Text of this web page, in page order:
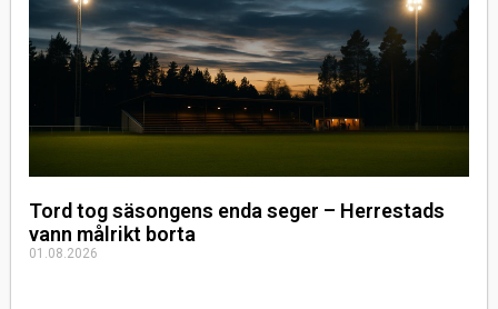
Tord tog säsongens enda seger – Herrestads
vann målrikt borta
01.08.2026